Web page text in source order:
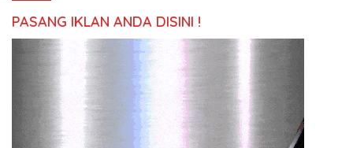
PASANG IKLAN ANDA DISINI !